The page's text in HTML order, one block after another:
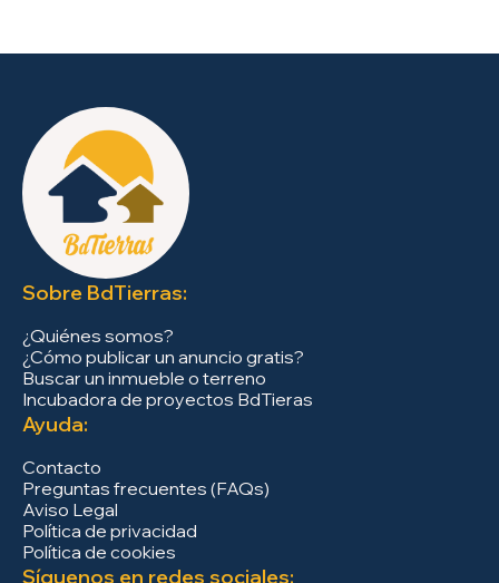
Sobre BdTierras:
¿Quiénes somos?
¿Cómo publicar un anuncio gratis?
Buscar un inmueble o terreno
Incubadora de proyectos BdTieras
Ayuda:
Contacto
Preguntas frecuentes (FAQs)
Aviso Legal
Política de privacidad
Política de cookies
Síguenos en redes sociales: